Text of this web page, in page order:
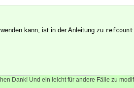
kann, ist in der Anleitung zu refcount
Dank! Und ein leicht für andere Fälle zu